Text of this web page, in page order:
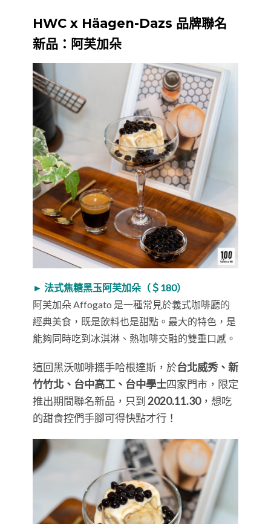
HWC x Häagen-Dazs 品牌聯名
新品：阿芙加朵
► 法式焦糖黑玉阿芙加朵（＄180）
阿芙加朵 Affogato 是一種常見於義式咖啡廳的
經典美食，既是飲料也是甜點。最大的特色，是
能夠同時吃到冰淇淋、熱咖啡交融的雙重口感。
這回黑沃咖啡攜手哈根達斯，於台北威秀、新
竹竹北、台中高工、台中學士四家門市，限定
推出期間聯名新品，只到 2020.11.30，想吃
的甜食控們手腳可得快點才行！